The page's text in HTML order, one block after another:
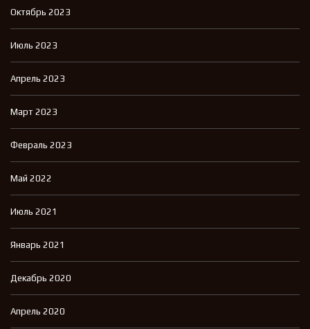
Октябрь 2023
Июль 2023
Апрель 2023
Март 2023
Февраль 2023
Май 2022
Июль 2021
Январь 2021
Декабрь 2020
Апрель 2020